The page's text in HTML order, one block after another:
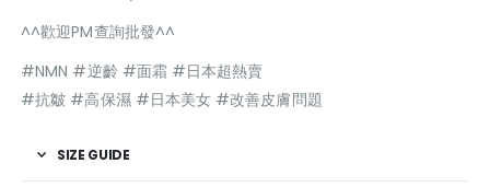
^^歡迎PM查詢批發^^
#NMN #逆齡 #面霜 #日本超熱賣
#抗皺 #高保濕 #日本美女 #改善皮膚問題
SIZE GUIDE